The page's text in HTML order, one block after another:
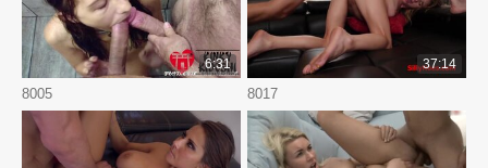
8005
6:31
8017
37:14